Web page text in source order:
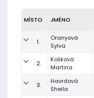
MÍSTO JMÉNO
1.
Oranyová
Sylva
2.
Košková
Martina
3.
Havrdová
Sheila